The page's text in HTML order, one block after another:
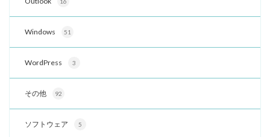
Windows 51
WordPress 3
その他 92
ソフトウェア 5